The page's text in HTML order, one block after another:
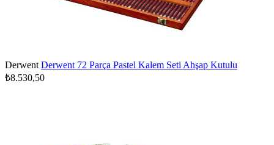
Derwent Derwent 72 Parça Pastel Kalem Seti Ahşap Kutulu
₺8.530,50